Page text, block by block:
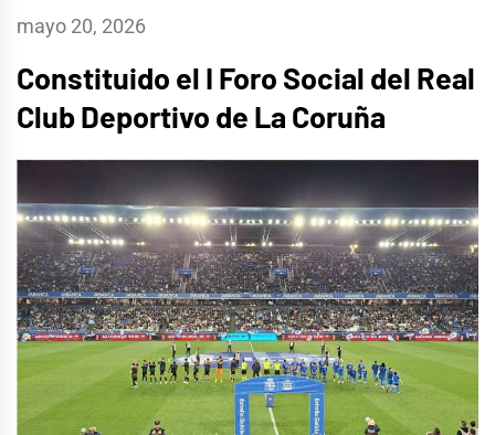
mayo 20, 2026
Constituido el I Foro Social del Real
Club Deportivo de La Coruña